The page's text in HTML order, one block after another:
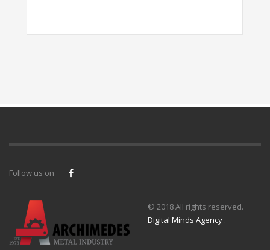
Follow us on
© 2018 All rights reserved.
Digital Minds Agency .